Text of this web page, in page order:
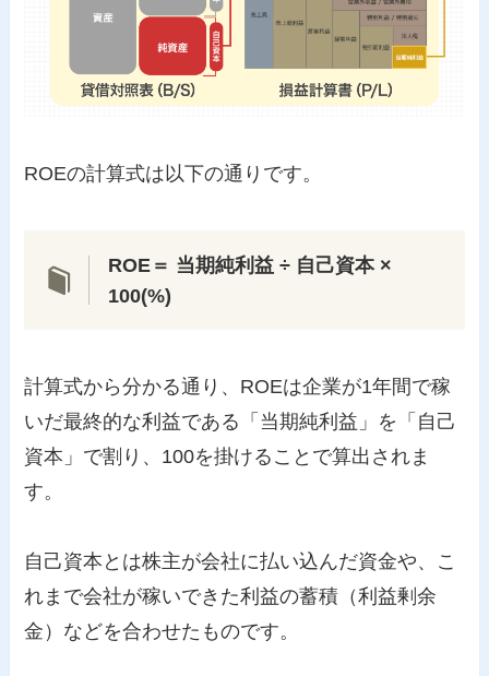
ROEの計算式は以下の通りです。
ROE＝ 当期純利益 ÷ 自己資本 ×
100(%)
計算式から分かる通り、ROEは企業が1年間で稼
いだ最終的な利益である「当期純利益」を「自己
資本」で割り、100を掛けることで算出されま
す。
自己資本とは株主が会社に払い込んだ資金や、こ
れまで会社が稼いできた利益の蓄積（利益剰余
金）などを合わせたものです。